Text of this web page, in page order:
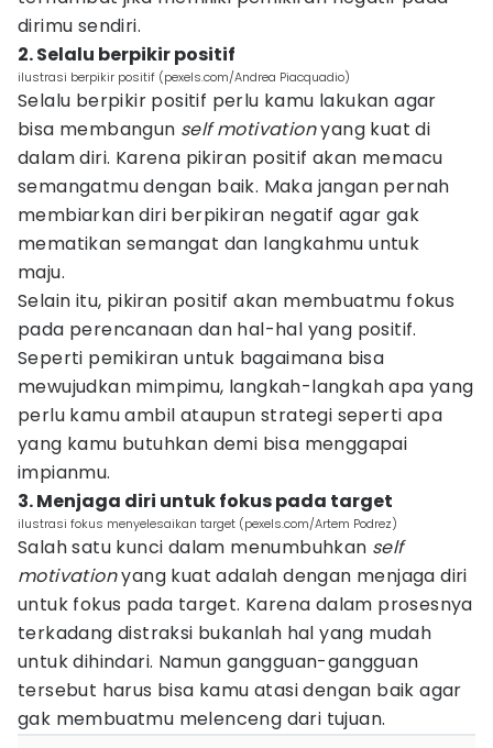
dirimu sendiri.
2. Selalu berpikir positif
ilustrasi berpikir positif (pexels.com/Andrea Piacquadio)
Selalu berpikir positif perlu kamu lakukan agar
bisa membangun self motivationyang kuat di
dalam diri. Karena pikiran positif akan memacu
semangatmu dengan baik. Maka jangan pernah
membiarkan diri berpikiran negatif agar gak
mematikan semangat dan langkahmu untuk
maju.
Selain itu, pikiran positif akan membuatmu fokus
pada perencanaan dan hal-hal yang positif.
Seperti pemikiran untuk bagaimana bisa
mewujudkan mimpimu, langkah-langkah apa yang
perlu kamu ambil ataupun strategi seperti apa
yang kamu butuhkan demi bisa menggapai
impianmu.
3. Menjaga diri untuk fokus pada target
ilustrasi fokus menyelesaikan target (pexels.com/Artem Podrez)
Salah satu kunci dalam menumbuhkan self
motivationyang kuat adalah dengan menjaga diri
untuk fokus pada target. Karena dalam prosesnya
terkadang distraksi bukanlah hal yang mudah
untuk dihindari. Namun gangguan-gangguan
tersebut harus bisa kamu atasi dengan baik agar
gak membuatmu melenceng dari tujuan.